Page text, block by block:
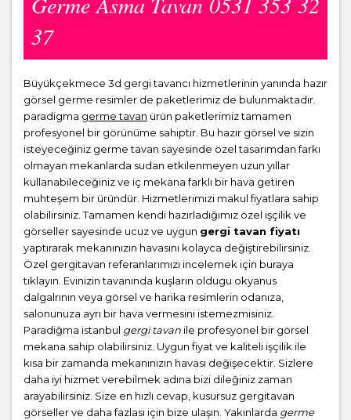
37
Büyükçekmece 3d gergi tavancı hizmetlerinin yanında hazır
görsel germe resimler de paketlerimiz de bulunmaktadır.
paradigma germe tavan ürün paketlerimiz tamamen
profesyonel bir görünüme sahiptir. Bu hazır görsel ve sizin
isteyeceğiniz germe tavan sayesinde özel tasarımdan farkı
olmayan mekanlarda sudan etkilenmeyen uzun yıllar
kullanabileceğiniz ve iç mekana farklı bir hava getiren
muhteşem bir üründür. Hizmetlerimizi makul fiyatlara sahip
olabilirsiniz. Tamamen kendi hazırladığımız özel işçilik ve
görseller sayesinde ucuz ve uygun gergi tavan fiyatı
yaptırarak mekanınızın havasını kolayca değiştirebilirsiniz.
Özel gergitavan referanlarımızı incelemek için buraya
tıklayın. Evinizin tavanında kuşların oldugu okyanus
dalgalrının veya görsel ve harika resimlerin odanıza,
salonunuza ayrı bir hava vermesini istemezmisiniz.
Paradiğma istanbul gergi tavan ile profesyonel bir görsel
mekana sahip olabilirsiniz. Uygun fiyat ve kaliteli işçilik ile
kısa bir zamanda mekanınızın havası değişecektir. Sizlere
daha iyi hizmet verebilmek adına bizi dileğiniz zaman
arayabilirsiniz. Size en hızlı cevap, kusursuz gergitavan
görseller ve daha fazlası için bize ulaşın. Yakınlarda germe